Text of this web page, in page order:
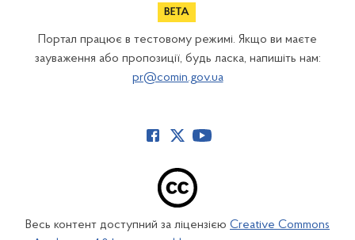
Портал працює в тестовому режимі. Якщо ви маєте
зауваження або пропозиції, будь ласка, напишіть нам:
pr@comin.gov.ua
Весь контент доступний за ліцензією Creative Commons